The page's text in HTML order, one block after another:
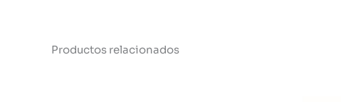
Productos relacionados